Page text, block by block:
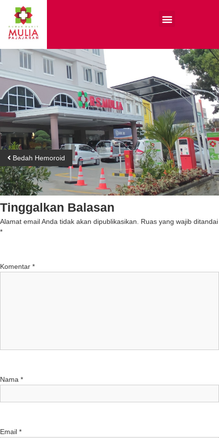
Bedah Hemoroid
Tinggalkan Balasan
Alamat email Anda tidak akan dipublikasikan. Ruas yang wajib ditandai
*
Komentar *
Nama *
Email *